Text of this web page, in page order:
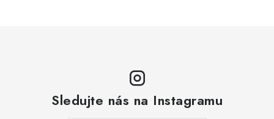
Sledujte nás na Instagramu